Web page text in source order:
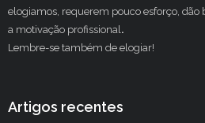
elogiamos, requerem pouco esforço, dão
a motivação profissional.
Lembre-se também de elogiar!
Artigos recentes